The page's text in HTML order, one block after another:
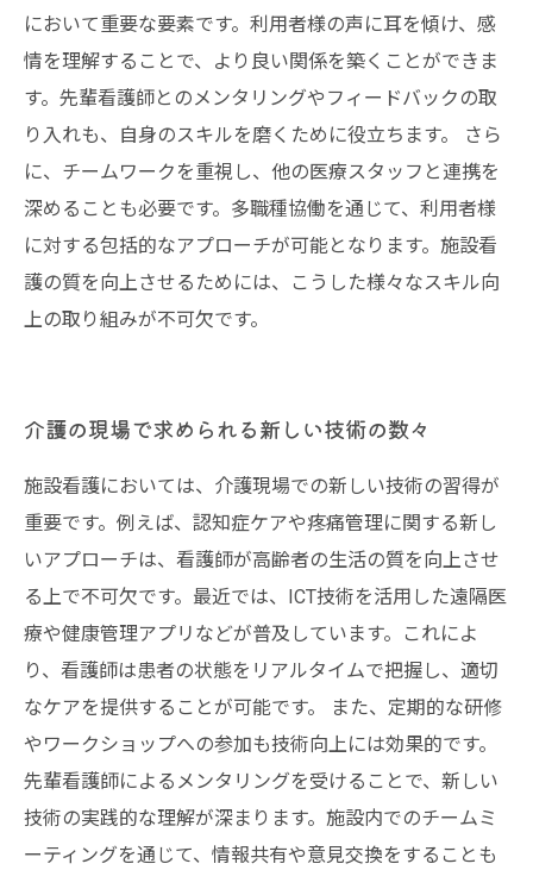
において重要な要素です。利用者様の声に耳を傾け、感
情を理解することで、より良い関係を築くことができま
す。先輩看護師とのメンタリングやフィードバックの取
り入れも、自身のスキルを磨くために役立ちます。 さら
に、チームワークを重視し、他の医療スタッフと連携を
深めることも必要です。多職種協働を通じて、利用者様
に対する包括的なアプローチが可能となります。施設看
護の質を向上させるためには、こうした様々なスキル向
上の取り組みが不可欠です。
介護の現場で求められる新しい技術の数々
施設看護においては、介護現場での新しい技術の習得が
重要です。例えば、認知症ケアや疼痛管理に関する新し
いアプローチは、看護師が高齢者の生活の質を向上させ
る上で不可欠です。最近では、ICT技術を活用した遠隔医
療や健康管理アプリなどが普及しています。これによ
り、看護師は患者の状態をリアルタイムで把握し、適切
なケアを提供することが可能です。 また、定期的な研修
やワークショップへの参加も技術向上には効果的です。
先輩看護師によるメンタリングを受けることで、新しい
技術の実践的な理解が深まります。施設内でのチームミ
ーティングを通じて、情報共有や意見交換をすることも